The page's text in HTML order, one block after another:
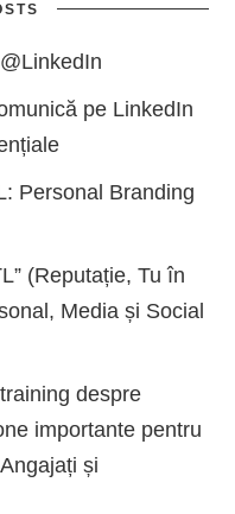
pe LinkedIn
Personal Branding
(Reputație, Tu în
Media și Social
despre
importante pentru
și